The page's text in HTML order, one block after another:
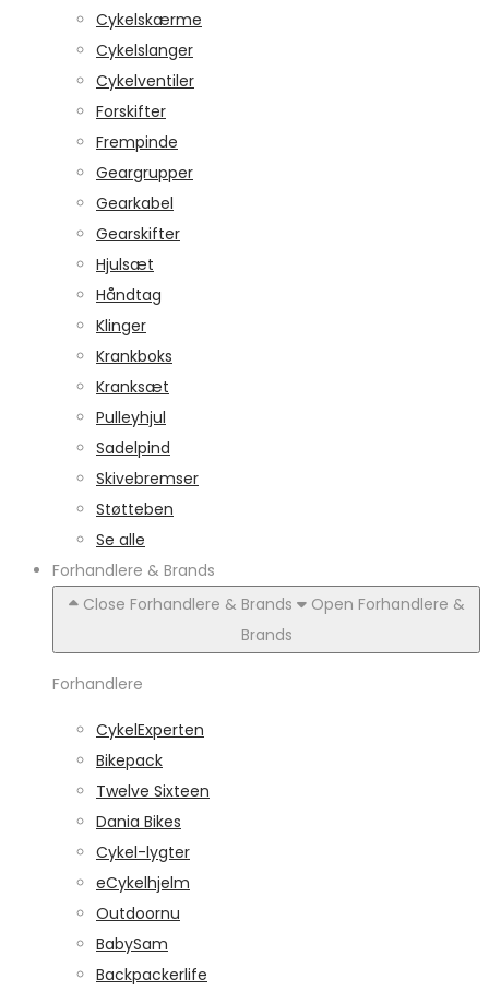
Cykelskærme
Cykelslanger
Cykelventiler
Forskifter
Frempinde
Geargrupper
Gearkabel
Gearskifter
Hjulsæt
Håndtag
Klinger
Krankboks
Kranksæt
Pulleyhjul
Sadelpind
Skivebremser
Støtteben
Se alle
Forhandlere & Brands
Close Forhandlere & Brands
Open Forhandlere &
Brands
Forhandlere
CykelExperten
Bikepack
Twelve Sixteen
Dania Bikes
Cykel-lygter
eCykelhjelm
Outdoornu
BabySam
Backpackerlife